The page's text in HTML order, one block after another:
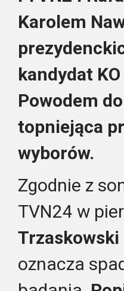
Karolem
kandydat
Powodem
topniejąca
wyborów.
Zgodnie z
TVN24 w
Trzaskowski
oznacza